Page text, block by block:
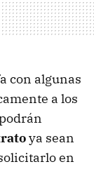
con algunas
a los
ya sean
en